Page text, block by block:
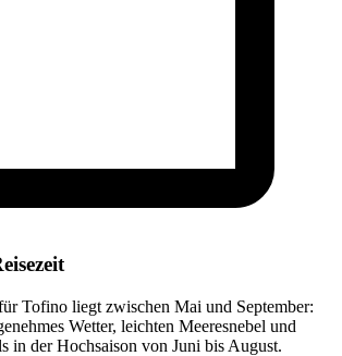
Tofino liegt zwischen Mai und September:
Wetter, leichten Meeresnebel und
in der Hochsaison von Juni bis August.